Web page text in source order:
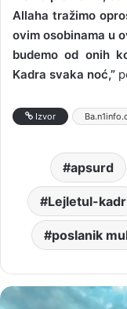
Allaha tražimo
ovim osobinama u
budemo od onih
Kadra svaka noć,”
Izvor
apsurd
Lejletul-kadr
poslanik